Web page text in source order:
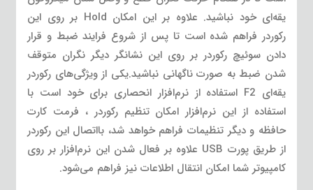
یقه‌ای خود نباشید. علاوه بر این امکان Hold بر روی این
رکوردر فراهم شده است تا پس از شروع فرایند ضبط و قرار
دادن سوئیچ رکوردر بر روی این نشانگر دیگر نگران متوقف
شدن ضبط به صورت ناگهانی نباشید.یکی از ویژگی‌های رکوردر
یقه‌ای F2 استفاده از نرم‌افزار انحصاری برای خود است با
استفاده از این نرم‌افزار امکان تنظیم رکوردر ، فرمت کارت
حافظه و دیگر تنظیمات فراهم خواهد شد، بااتصال این رکوردر
از طریق پورت USB علاوه بر فعال شدن این نرم‌افزار بر روی
کامپیوتر شما امکان انتقال اطلاعات نیز فراهم می‌شود.